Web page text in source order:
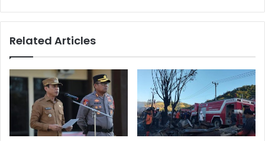
Related Articles